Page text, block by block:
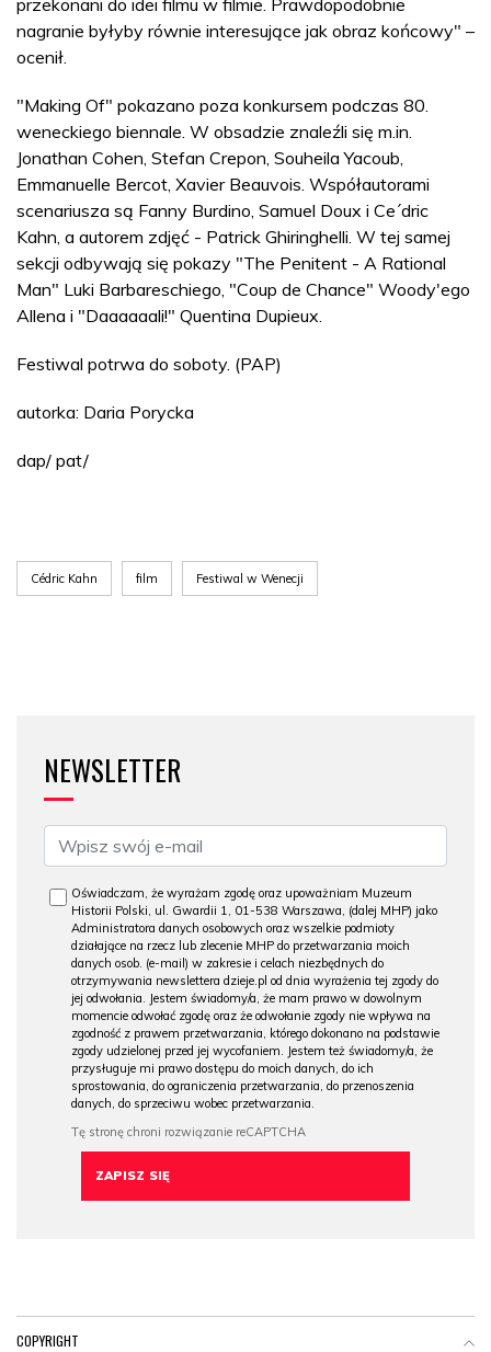
nagranie byłyby równie interesujące jak obraz końcowy" –
ocenił.
"Making Of" pokazano poza konkursem podczas 80.
weneckiego biennale. W obsadzie znaleźli się m.in.
Jonathan Cohen, Stefan Crepon, Souheila Yacoub,
Emmanuelle Bercot, Xavier Beauvois. Współautorami
scenariusza są Fanny Burdino, Samuel Doux i Ce´dric
Kahn, a autorem zdjęć - Patrick Ghiringhelli. W tej samej
sekcji odbywają się pokazy "The Penitent - A Rational
Man" Luki Barbareschiego, "Coup de Chance" Woody'ego
Allena i "Daaaaaali!" Quentina Dupieux.
Festiwal potrwa do soboty. (PAP)
autorka: Daria Porycka
dap/ pat/
Cédric Kahn film Festiwal w Wenecji
NEWSLETTER
Oświadczam, że wyrażam zgodę oraz upoważniam Muzeum
Historii Polski, ul. Gwardii 1, 01-538 Warszawa, (dalej MHP) jako
Administratora danych osobowych oraz wszelkie podmioty
działające na rzecz lub zlecenie MHP do przetwarzania moich
danych osob. (e-mail) w zakresie i celach niezbędnych do
otrzymywania newslettera dzieje.pl od dnia wyrażenia tej zgody do
jej odwołania. Jestem świadomy/a, że mam prawo w dowolnym
momencie odwołać zgodę oraz że odwołanie zgody nie wpływa na
zgodność z prawem przetwarzania, którego dokonano na podstawie
zgody udzielonej przed jej wycofaniem. Jestem też świadomy/a, że
przysługuje mi prawo dostępu do moich danych, do ich
sprostowania, do ograniczenia przetwarzania, do przenoszenia
danych, do sprzeciwu wobec przetwarzania.
COPYRIGHT